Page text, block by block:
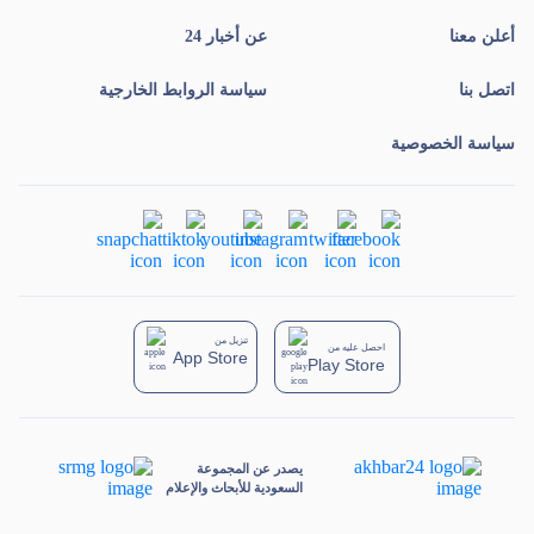
يصدر عن المجموعة
السعودية للأبحاث والإعلام
أعلن معنا عن أخبار 24
اتصل بنا سياسة الروابط الخارجية
سياسة الخصوصية
تنزيل من
App Store
احصل عليه من
Play Store